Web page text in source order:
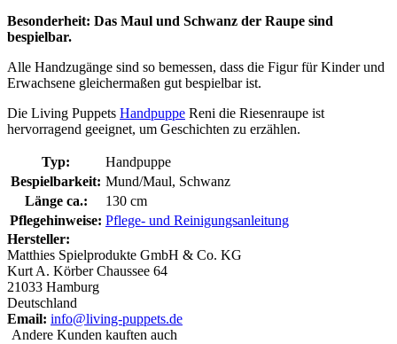
Besonderheit: Das Maul und Schwanz der Raupe sind
bespielbar.
Alle Handzugänge sind so bemessen, dass die Figur für Kinder und
Erwachsene gleichermaßen gut bespielbar ist.
Die Living Puppets Handpuppe Reni die Riesenraupe ist
hervorragend geeignet, um Geschichten zu erzählen.
Typ:
Handpuppe
Bespielbarkeit: Mund/Maul, Schwanz
Länge ca.:
130 cm
Pflegehinweise: Pflege- und Reinigungsanleitung
Hersteller:
Matthies Spielprodukte GmbH & Co. KG
Kurt A. Körber Chaussee 64
21033 Hamburg
Deutschland
Email: info@living-puppets.de
Andere Kunden kauften auch